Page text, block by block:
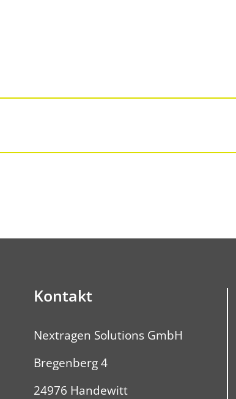
Kontakt
Nextragen Solutions GmbH
Bregenberg 4
24976 Handewitt